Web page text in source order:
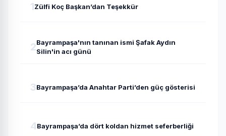
1Zülfi Koç Başkan’dan Teşekkür
2Bayrampaşa'nın tanınan ismi Şafak Aydın
Silin'in acı günü
3Bayrampaşa’da Anahtar Parti’den güç gösterisi
4Bayrampaşa’da dört koldan hizmet seferberliği